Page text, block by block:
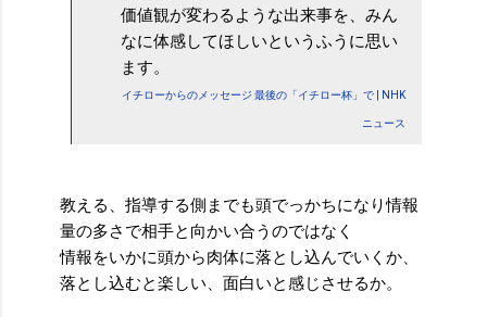
価値観が変わるような出来事を、みん
なに体感してほしいというふうに思い
ます。
イチローからのメッセージ 最後の「イチロー杯」で | NHK
ニュース
教える、指導する側までも頭でっかちになり情報
量の多さで相手と向かい合うのではなく
情報をいかに頭から肉体に落とし込んでいくか、
落とし込むと楽しい、面白いと感じさせるか。